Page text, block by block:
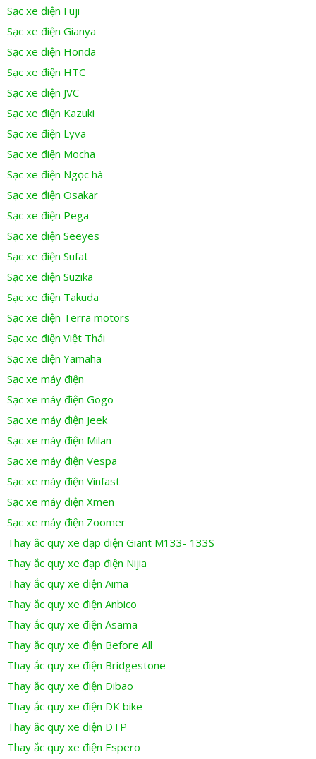
Sạc xe điện Fuji
Sạc xe điện Gianya
Sạc xe điện Honda
Sạc xe điện HTC
Sạc xe điện JVC
Sạc xe điện Kazuki
Sạc xe điện Lyva
Sạc xe điện Mocha
Sạc xe điện Ngọc hà
Sạc xe điện Osakar
Sạc xe điện Pega
Sạc xe điện Seeyes
Sạc xe điện Sufat
Sạc xe điện Suzika
Sạc xe điện Takuda
Sạc xe điện Terra motors
Sạc xe điện Việt Thái
Sạc xe điện Yamaha
Sạc xe máy điện
Sạc xe máy điện Gogo
Sạc xe máy điện Jeek
Sạc xe máy điện Milan
Sạc xe máy điện Vespa
Sạc xe máy điện Vinfast
Sạc xe máy điện Xmen
Sạc xe máy điện Zoomer
Thay ắc quy xe đạp điện Giant M133- 133S
Thay ắc quy xe đạp điện Nijia
Thay ắc quy xe điện Aima
Thay ắc quy xe điện Anbico
Thay ắc quy xe điện Asama
Thay ắc quy xe điện Before All
Thay ắc quy xe điện Bridgestone
Thay ắc quy xe điện Dibao
Thay ắc quy xe điện DK bike
Thay ắc quy xe điện DTP
Thay ắc quy xe điện Espero